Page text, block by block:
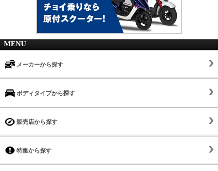
MENU
メーカーから探す
ボディタイプから探す
販売店から探す
特集から探す